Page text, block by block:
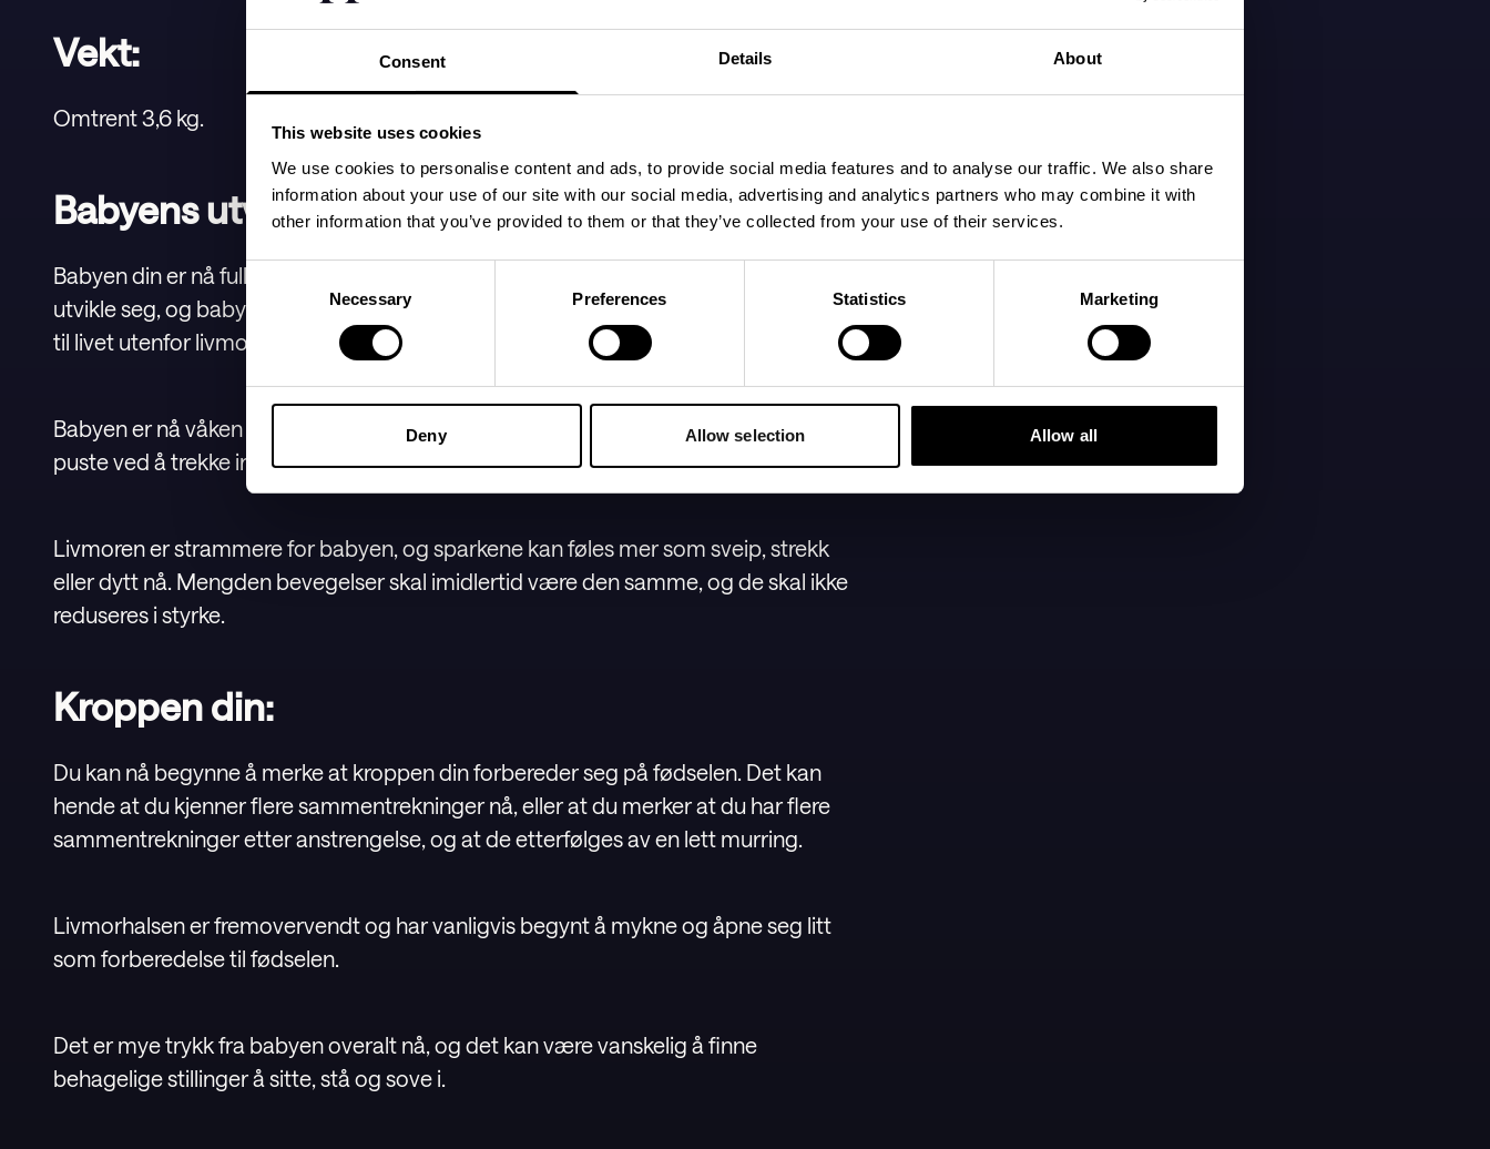
Consent Details About
This website uses cookies
We use cookies to personalise content and ads, to provide social media features and to analyse our traffic. We also share
information about your use of our site with our social media, advertising and analytics partners who may combine it with
other information that you’ve provided to them or that they’ve collected from your use of their services.
Consent
Necessary Preferences Statistics Marketing
Deny Allow selection Allow all
Vekt:
Omtrent 3,6 kg.
Babyens utvikling:
Babyen din er nå fullt utviklet og klar til å bli født. Hjernen fortsetter imidlertid å
utvikle seg, og babyen legger nå på seg mer fett og vokser for å takle overgangen
til livet utenfor livmoren bedre.
Babyen er nå våken og sover i lengre perioder. Når de er våkne, øver de seg på å
puste ved å trekke inn og presse ut fostervann i luftveiene.
Livmoren er strammere for babyen, og sparkene kan føles mer som sveip, strekk
eller dytt nå. Mengden bevegelser skal imidlertid være den samme, og de skal ikke
reduseres i styrke.
Kroppen din:
Du kan nå begynne å merke at kroppen din forbereder seg på fødselen. Det kan
hende at du kjenner flere sammentrekninger nå, eller at du merker at du har flere
sammentrekninger etter anstrengelse, og at de etterfølges av en lett murring.
Livmorhalsen er fremovervendt og har vanligvis begynt å mykne og åpne seg litt
som forberedelse til fødselen.
Det er mye trykk fra babyen overalt nå, og det kan være vanskelig å finne
behagelige stillinger å sitte, stå og sove i.